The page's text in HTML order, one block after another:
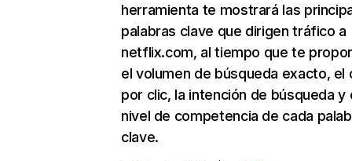
herramienta te mostrará las
palabras clave que dirigen tráfico a
netflix.com, al tiempo que te
el volumen de búsqueda exacto, el
por clic, la intención de búsqueda y
nivel de competencia de cada
clave.